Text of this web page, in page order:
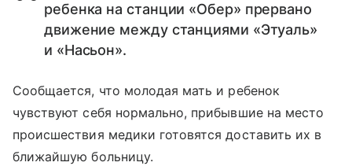
ребенка на станции «Обер» прервано
движение между станциями «Этуаль»
и «Насьон».
Сообщается, что молодая мать и ребенок
чувствуют себя нормально, прибывшие на место
происшествия медики готовятся доставить их в
ближайшую больницу.